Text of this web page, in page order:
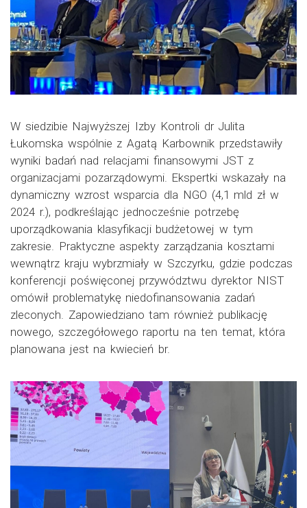
W siedzibie Najwyższej Izby Kontroli dr Julita
Łukomska wspólnie z Agatą Karbownik przedstawiły
wyniki badań nad relacjami finansowymi JST z
organizacjami pozarządowymi. Ekspertki wskazały na
dynamiczny wzrost wsparcia dla NGO (4,1 mld zł w
2024 r.), podkreślając jednocześnie potrzebę
uporządkowania klasyfikacji budżetowej w tym
zakresie. Praktyczne aspekty zarządzania kosztami
wewnątrz kraju wybrzmiały w Szczyrku, gdzie podczas
konferencji poświęconej przywództwu dyrektor NIST
omówił problematykę niedofinansowania zadań
zleconych. Zapowiedziano tam również publikację
nowego, szczegółowego raportu na ten temat, która
planowana jest na kwiecień br.